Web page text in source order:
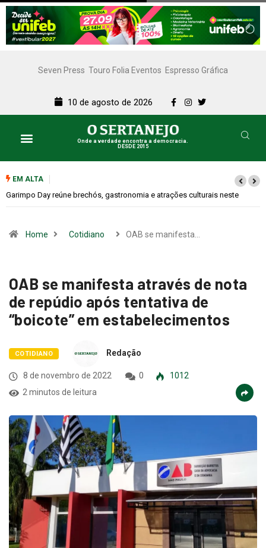
Seven Press Touro Folia Eventos Espresso Gráfica
10 de agosto de 2026
Onde a verdade encontra a democracia.
DESDE 2015
EM ALTA
Bugonia transforma paranoia e conspiração em um suspense
Home Cotidiano OAB se manifesta…
OAB se manifesta através de nota
de repúdio após tentativa de
“boicote” em estabelecimentos
COTIDIANO Redação
8 de novembro de 2022 0
1012
2 minutos de leitura